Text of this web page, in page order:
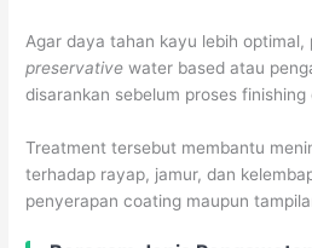
Agar daya tahan kayu lebih optimal,
preservative water based atau
disarankan sebelum proses finishing
Treatment tersebut membantu
terhadap rayap, jamur, dan
penyerapan coating maupun